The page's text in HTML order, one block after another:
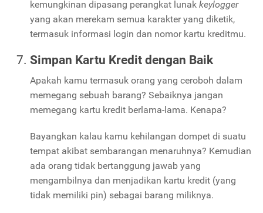
kemungkinan dipasang perangkat lunak keylogger
yang akan merekam semua karakter yang diketik,
termasuk informasi login dan nomor kartu kreditmu.
Simpan Kartu Kredit dengan Baik
Apakah kamu termasuk orang yang ceroboh dalam
memegang sebuah barang? Sebaiknya jangan
memegang kartu kredit berlama-lama. Kenapa?
Bayangkan kalau kamu kehilangan dompet di suatu
tempat akibat sembarangan menaruhnya? Kemudian
ada orang tidak bertanggung jawab yang
mengambilnya dan menjadikan kartu kredit (yang
tidak memiliki pin) sebagai barang miliknya.